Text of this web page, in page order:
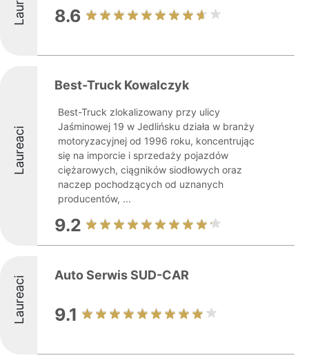
8.6
Laureaci
Best-Truck Kowalczyk
Best-Truck zlokalizowany przy ulicy
Jaśminowej 19 w Jedlińsku działa w branży
motoryzacyjnej od 1996 roku, koncentrując
się na imporcie i sprzedaży pojazdów
ciężarowych, ciągników siodłowych oraz
naczep pochodzących od uznanych
producentów, ...
9.2
Laureaci Auto Serwis SUD-CAR
9.1